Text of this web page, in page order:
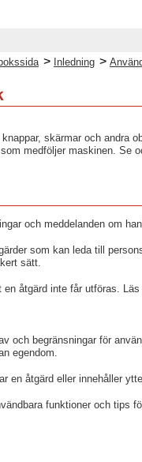
> Inledning >
skärmar och
medföljer maskinen. Se
och meddelanden om
som kan leda till
sätt.
en åtgärd inte får utföras.
och begränsningar för
egendom.
en åtgärd eller innehåller
funktioner och tips